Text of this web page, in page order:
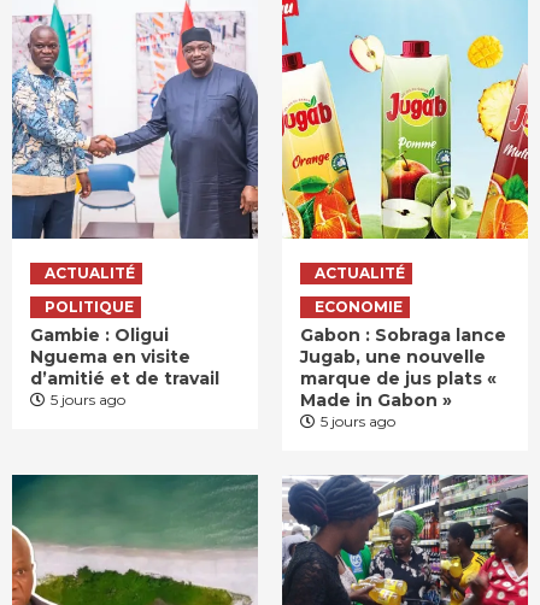
ACTUALITÉ
POLITIQUE
Gambie : Oligui
Nguema en visite
d’amitié et de travail
5 jours ago
ACTUALITÉ
ECONOMIE
Gabon : Sobraga lance
Jugab, une nouvelle
marque de jus plats «
Made in Gabon »
5 jours ago